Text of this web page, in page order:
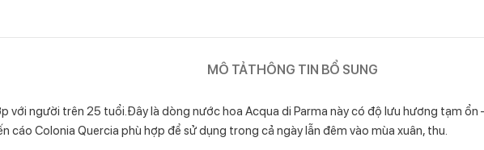
MÔ TẢTHÔNG TIN BỔ SUNG
với người trên 25 tuổi.Đây là dòng nước hoa Acqua di Parma này có độ lưu hương tạm
cáo Colonia Quercia phù hợp để sử dụng trong cả ngày lẫn đêm vào mùa xuân, thu.